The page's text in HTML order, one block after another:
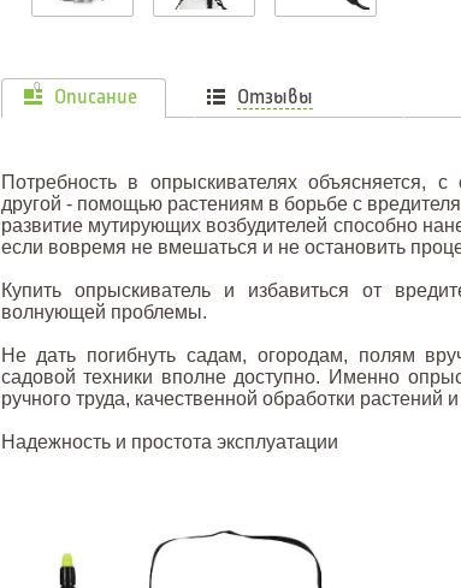
Описание Отзывы
0
Потребность в опрыскивателях объясняется,
другой - помощью растениям в борьбе с
развитие мутирующих возбудителей способно
если вовремя не вмешаться и не остановить
Купить опрыскиватель и избавиться от
волнующей проблемы.
Не дать погибнуть садам, огородам, полям
садовой техники вполне доступно. Именно
ручного труда, качественной обработки
Надежность и простота эксплуатации